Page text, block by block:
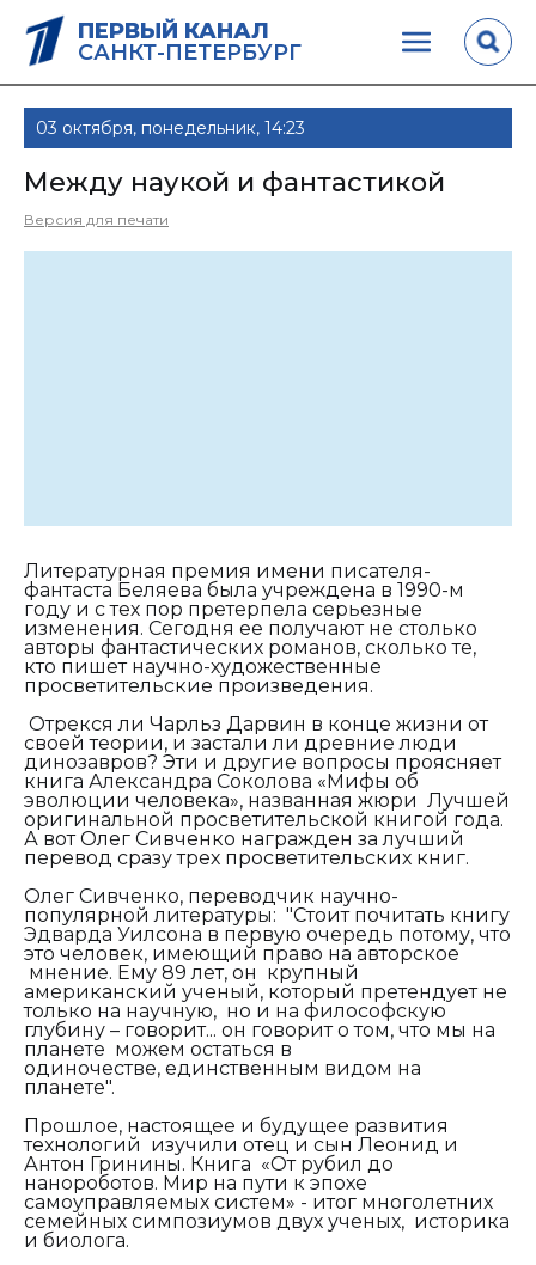
ПЕРВЫЙ КАНАЛ
САНКТ-ПЕТЕРБУРГ
03 октября, понедельник, 14:23
Между наукой и фантастикой
Версия для печати
Литературная премия имени писателя-
фантаста Беляева была учреждена в 1990-м
году и с тех пор претерпела серьезные
изменения. Сегодня ее получают не столько
авторы фантастических романов, сколько те,
кто пишет научно-художественные
просветительские произведения.
Отрекся ли Чарльз Дарвин в конце жизни от
своей теории, и застали ли древние люди
динозавров? Эти и другие вопросы проясняет
книга Александра Соколова «Мифы об
эволюции человека», названная жюри Лучшей
оригинальной просветительской книгой года.
А вот Олег Сивченко награжден за лучший
перевод сразу трех просветительских книг.
Олег Сивченко, переводчик научно-
популярной литературы: "Стоит почитать книгу
Эдварда Уилсона в первую очередь потому, что
это человек, имеющий право на авторское
мнение. Ему 89 лет, он крупный
американский ученый, который претендует не
только на научную, но и на философскую
глубину – говорит... он говорит о том, что мы на
планете можем остаться в
одиночестве, единственным видом на
планете".
Прошлое, настоящее и будущее развития
технологий изучили отец и сын Леонид и
Антон Гринины. Книга «От рубил до
нанороботов. Мир на пути к эпохе
самоуправляемых систем» - итог многолетних
семейных симпозиумов двух ученых, историка
и биолога.